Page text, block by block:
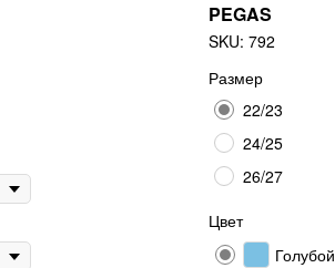
PEGAS
SKU: 792
Размер
22/23
24/25
26/27
Цвет
Голубой